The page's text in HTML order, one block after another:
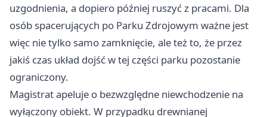
uzgodnienia, a dopiero później ruszyć z pracami. Dla
osób spacerujących po Parku Zdrojowym ważne jest
więc nie tylko samo zamknięcie, ale też to, że przez
jakiś czas układ dojść w tej części parku pozostanie
ograniczony.
Magistrat apeluje o bezwzględne niewchodzenie na
wyłączony obiekt. W przypadku drewnianej